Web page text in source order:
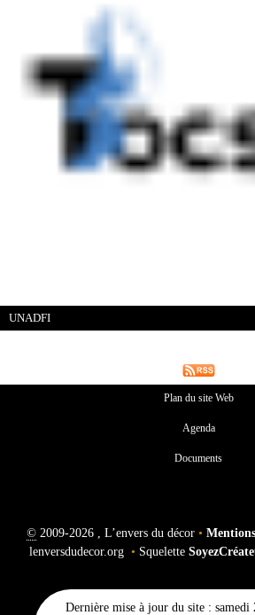
UNADFI
Plan du site Web
Agenda
Documents
©2009-2026 , L’envers du décor •
lenversdudecor.org • Squelette
Dernière mise à jour du site :